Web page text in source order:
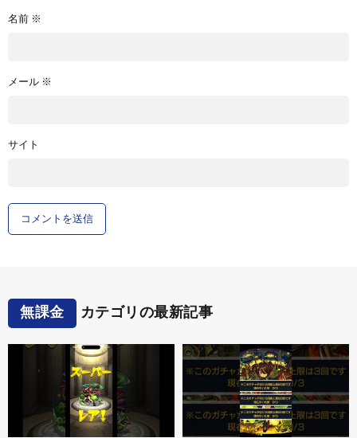
名前 ※
メール ※
サイト
無課金 カテゴリの最新記事